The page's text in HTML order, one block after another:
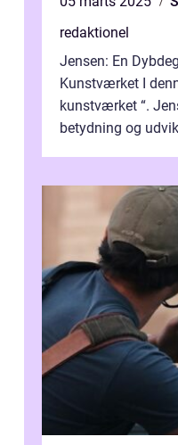
redaktionel
Jensen: En
Kunstværket I
kunstværket “.
betydning og